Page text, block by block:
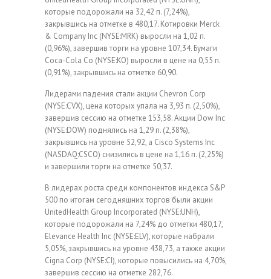
которые подорожали на 32,42 п. (7,24%),
закрывшись на отметке в 480,17. Котировки Merck
& Company Inc (NYSE:MRK) выросли на 1,02 п.
(0,96%), завершив торги на уровне 107,34. Бумаги
Coca-Cola Co (NYSE:KO) выросли в цене на 0,55 п.
(0,91%), закрывшись на отметке 60,90.
Лидерами падения стали акции Chevron Corp
(NYSE:CVX), цена которых упала на 3,93 п. (2,50%),
завершив сессию на отметке 153,58. Акции Dow Inc
(NYSE:DOW) поднялись на 1,29 п. (2,38%),
закрывшись на уровне 52,92, а Cisco Systems Inc
(NASDAQ:CSCO) снизились в цене на 1,16 п. (2,25%)
и завершили торги на отметке 50,37.
В лидерах роста среди компонентов индекса S&P
500 по итогам сегодняшних торгов были акции
UnitedHealth Group Incorporated (NYSE:UNH),
которые подорожали на 7,24% до отметки 480,17,
Elevance Health Inc (NYSE:ELV), которые набрали
5,05%, закрывшись на уровне 438,73, а также акции
Cigna Corp (NYSE:CI), которые повысились на 4,70%,
завершив сессию на отметке 282,76.